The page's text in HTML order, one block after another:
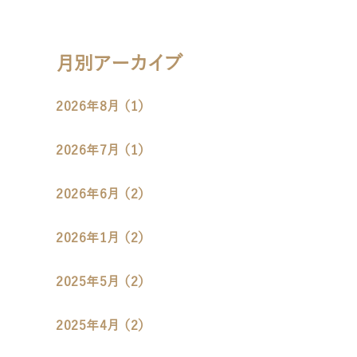
月別アーカイブ
2026年8月 （1）
2026年7月 （1）
2026年6月 （2）
2026年1月 （2）
2025年5月 （2）
2025年4月 （2）